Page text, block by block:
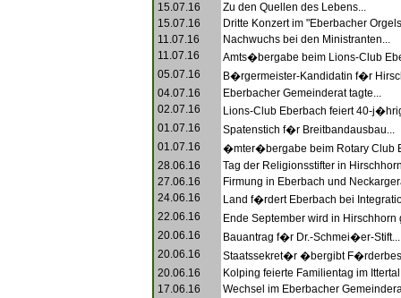
15.07.16
Zu den Quellen des Lebens...
15.07.16
Dritte Konzert im "Eberbacher
11.07.16
Nachwuchs bei den Ministranten...
11.07.16
Amts�bergabe beim Lions-Club
05.07.16
B�rgermeister-Kandidatin f�r
04.07.16
Eberbacher Gemeinderat tagte...
02.07.16
Lions-Club Eberbach feiert 40-
01.07.16
Spatenstich f�r Breitbandausbau...
01.07.16
�mter�bergabe beim Rotary Club
28.06.16
Tag der Religionsstifter in
27.06.16
Firmung in Eberbach und
24.06.16
Land f�rdert Eberbach bei
22.06.16
Ende September wird in
20.06.16
Bauantrag f�r Dr.-Schmei�er-Stift...
20.06.16
Staatssekret�r �bergibt
20.06.16
Kolping feierte Familientag im
17.06.16
Wechsel im Eberbacher